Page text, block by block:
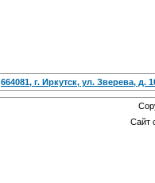
664081, г. Иркутск, ул. Зверева, д.
Сайт